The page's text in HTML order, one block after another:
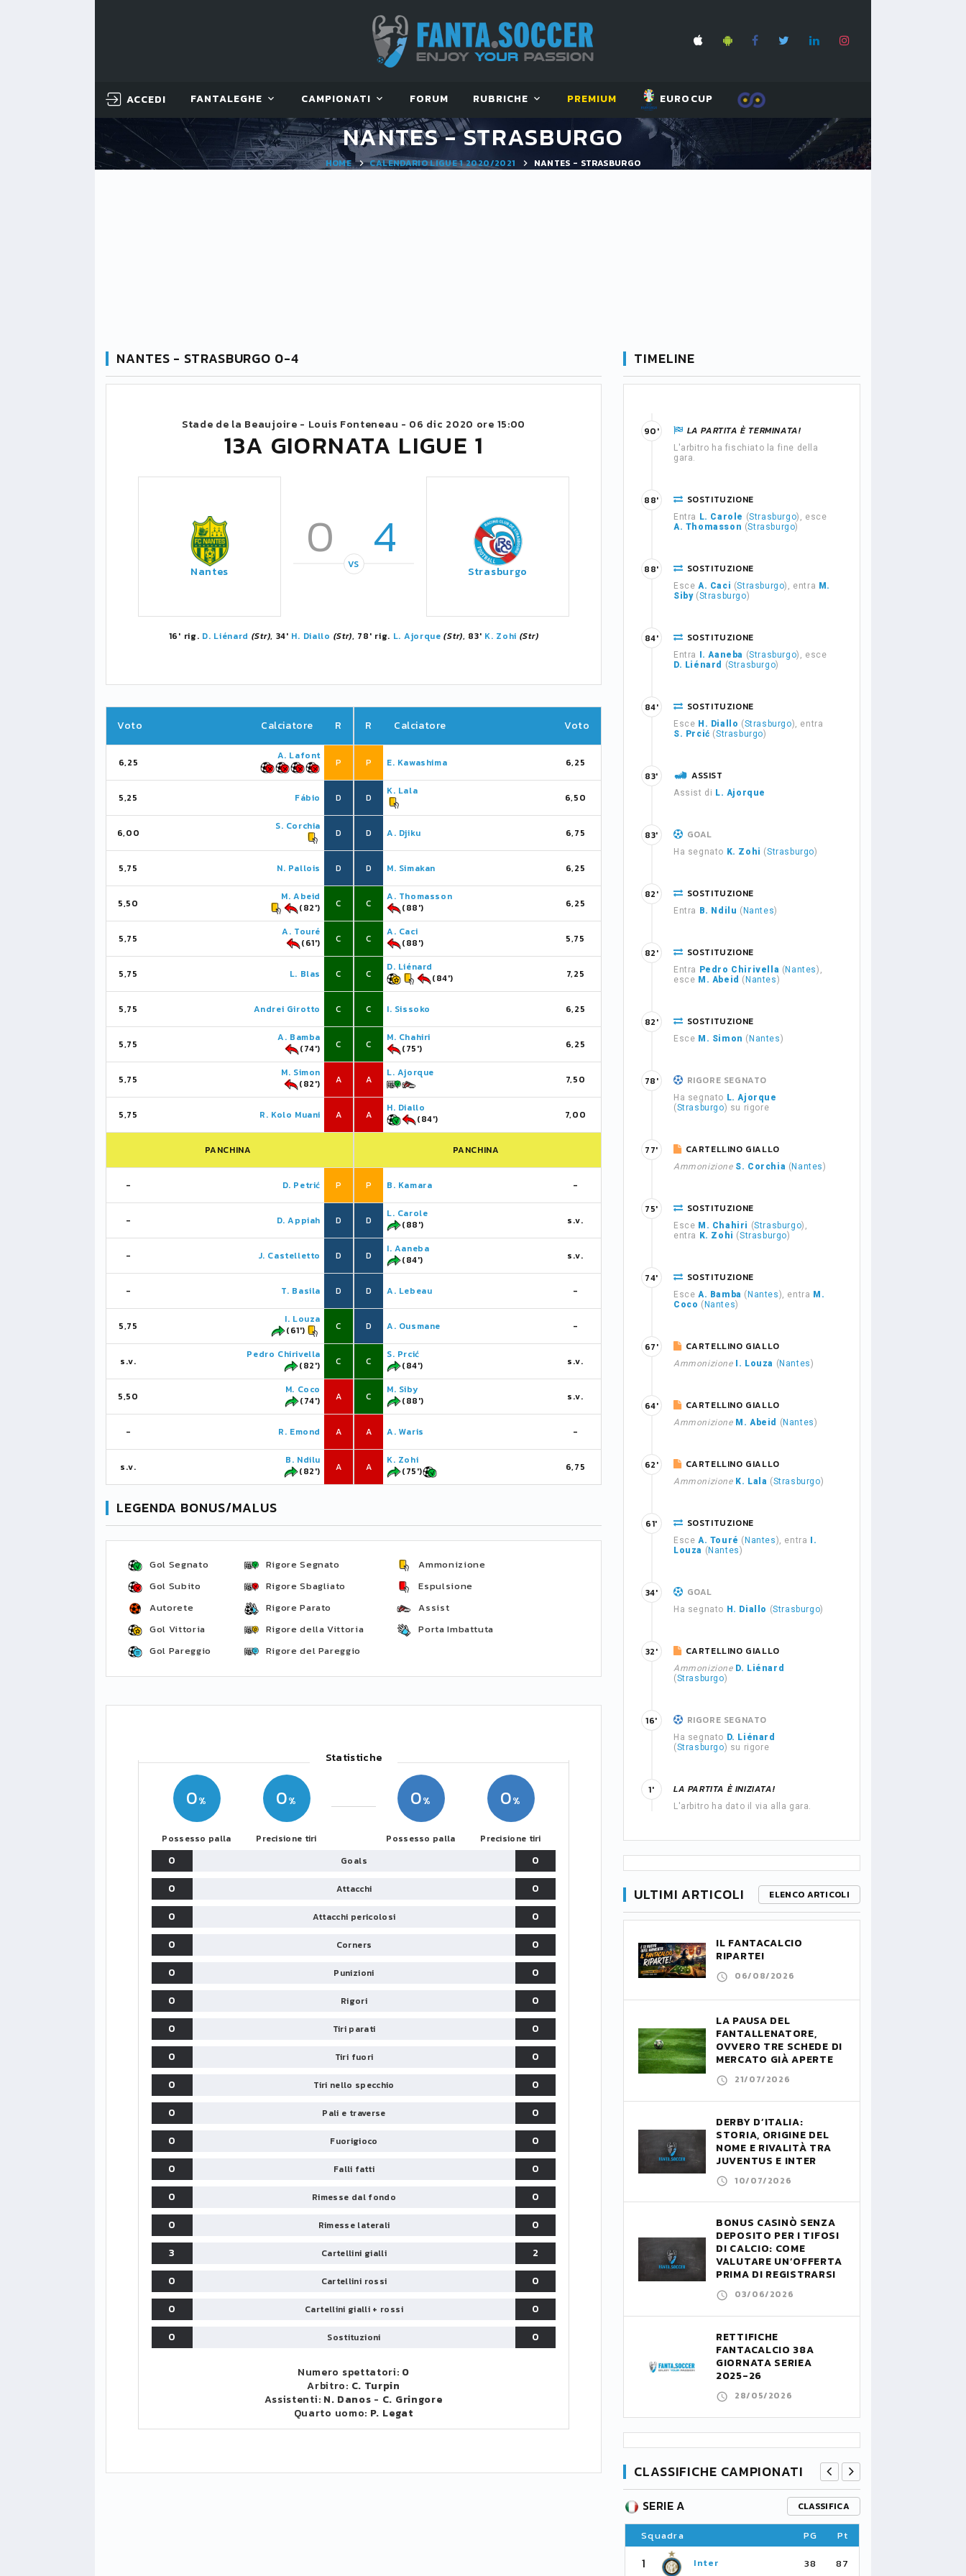
ACCEDI FANTALEGHE CAMPIONATI FORUM RUBRICHE PREMIUM EUROCUP
NANTES - STRASBURGO
HOME CALENDARIO LIGUE 1 2020/2021 NANTES - STRASBURGO
NANTES - STRASBURGO 0-4
Stade de la Beaujoire - Louis Fonteneau - 06 dic 2020 ore 15:00
13A GIORNATA LIGUE 1
Nantes
0 4
VS Strasburgo
16' rig. D. Liénard (Str), 34' H. Diallo (Str), 78' rig. L. Ajorque (Str), 83' K. Zohi (Str)
Voto Calciatore R
6,25
A. Lafont
P
5,25 Fábio D
6,00
S. Corchia
D
5,75 N. Pallois D
5,50
M. Abeid
(82')
C
5,75
A. Touré
(61')
C
5,75 L. Blas C
5,75 Andrei Girotto C
5,75
A. Bamba
(74')
C
5,75
M. Simon
(82')
A
5,75 R. Kolo Muani A
PANCHINA
- D. Petrić P
- D. Appiah D
- J. Castelletto D
- T. Basila D
5,75
I. Louza
(61')
C
s.v.
Pedro Chirivella
(82')
C
5,50
M. Coco
(74')
A
- R. Emond A
s.v.
B. Ndilu
(82')
A
R Calciatore Voto
P E. Kawashima 6,25
D
K. Lala
6,50
D A. Djiku 6,75
D M. Simakan 6,25
C
A. Thomasson
(88')
6,25
C
A. Caci
(88')
5,75
C
D. Liénard
(84')
7,25
C I. Sissoko 6,25
C
M. Chahiri
(75')
6,25
A
L. Ajorque
7,50
A
H. Diallo
(84')
7,00
PANCHINA
P B. Kamara -
D
L. Carole
(88')
s.v.
D
I. Aaneba
(84')
s.v.
D A. Lebeau -
D A. Ousmane -
C
S. Prcić
(84')
s.v.
C
M. Siby
(88')
s.v.
A A. Waris -
A
K. Zohi
(75')
6,75
LEGENDA BONUS/MALUS
Gol Segnato
Gol Subito
Autorete
Gol Vittoria
Gol Pareggio
Rigore Segnato
Rigore Sbagliato
Rigore Parato
Rigore della Vittoria
Rigore del Pareggio
Ammonizione
Espulsione
Assist
Porta Imbattuta
Statistiche
0
Possesso palla
0
Precisione tiri
0
Possesso palla
0
Precisione tiri
0 Goals
0
0
Attacchi
0
0
Attacchi pericolosi
0
0
Corners
0
0
Punizioni
0
0
Rigori
0
0
Tiri parati
0
0
Tiri fuori
0
0
Tiri nello specchio
0
0
Pali e traverse
0
0
Fuorigioco
0
0
Falli fatti
0
0
Rimesse dal fondo
0
0
Rimesse laterali
0
3
Cartellini gialli
2
0
Cartellini rossi
0
0
Cartellini gialli + rossi
0
0
Sostituzioni 0
Numero spettatori: 0
Arbitro: C. Turpin
Assistenti: N. Danos - C. Gringore
Quarto uomo: P. Legat
TIMELINE
LA PARTITA È TERMINATA!
L'arbitro ha fischiato la fine della
gara.
90'
SOSTITUZIONE
Entra L. Carole (Strasburgo), esce
A. Thomasson (Strasburgo)
88'
SOSTITUZIONE
Esce A. Caci (Strasburgo), entra M.
Siby(Strasburgo)
88'
SOSTITUZIONE
Entra I. Aaneba (Strasburgo), esce
D. Liénard (Strasburgo)
84'
SOSTITUZIONE
Esce H. Diallo (Strasburgo), entra
S. Prcić (Strasburgo)
84'
ASSIST
Assist di L. Ajorque
83'
GOAL
Ha segnato K. Zohi (Strasburgo)
83'
SOSTITUZIONE
Entra B. Ndilu ( Nantes)
82'
SOSTITUZIONE
Entra Pedro Chirivella ( Nantes),
esce M. Abeid ( Nantes)
82'
SOSTITUZIONE
Esce M. Simon ( Nantes)
82'
RIGORE SEGNATO
Ha segnato L. Ajorque
(Strasburgo) su rigore
78'
CARTELLINO GIALLO
Ammonizione S. Corchia ( Nantes)
77'
SOSTITUZIONE
Esce M. Chahiri (Strasburgo),
entra
K. Zohi (Strasburgo)
75'
SOSTITUZIONE
Esce A. Bamba ( Nantes), entra M.
Coco ( Nantes)
74'
CARTELLINO GIALLO
Ammonizione I. Louza ( Nantes)
67'
CARTELLINO GIALLO
Ammonizione M. Abeid ( Nantes)
64'
CARTELLINO GIALLO
Ammonizione K. Lala (Strasburgo)
62'
SOSTITUZIONE
Esce A. Touré ( Nantes), entra
I.
Louza ( Nantes)
61'
GOAL
Ha segnato H. Diallo (Strasburgo)
34'
CARTELLINO GIALLO
Ammonizione D. Liénard
(Strasburgo)
32'
RIGORE SEGNATO
Ha segnato D. Liénard
(Strasburgo) su rigore
16'
LA PARTITA È INIZIATA!
L'arbitro ha dato il via alla gara.
1'
ULTIMI ARTICOLI ELENCO ARTICOLI
IL FANTACALCIO
RIPARTE!
06/08/2026
LA PAUSA DEL
FANTALLENATORE,
OVVERO TRE SCHEDE DI
MERCATO GIÀ APERTE
21/07/2026
DERBY D’ITALIA:
STORIA, ORIGINE DEL
NOME E RIVALITÀ TRA
JUVENTUS E INTER
10/07/2026
BONUS CASINÒ SENZA
DEPOSITO PER I TIFOSI
DI CALCIO: COME
VALUTARE UN’OFFERTA
PRIMA DI REGISTRARSI
03/06/2026
RETTIFICHE
FANTACALCIO 38A
GIORNATA SERIEA
2025-26
28/05/2026
CLASSIFICHE CAMPIONATI
SERIE A CLASSIFICA
Squadra PG Pt
1 Inter 38 87